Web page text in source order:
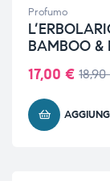
Profumo
BAMBOO &
18,90
17,00 €